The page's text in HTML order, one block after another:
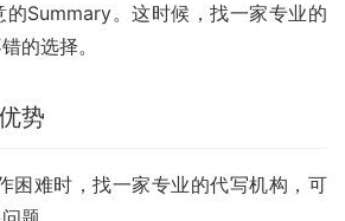
的Summary。这时候，找一家专业的
的选择。
势
困难时，找一家专业的代写机构，可